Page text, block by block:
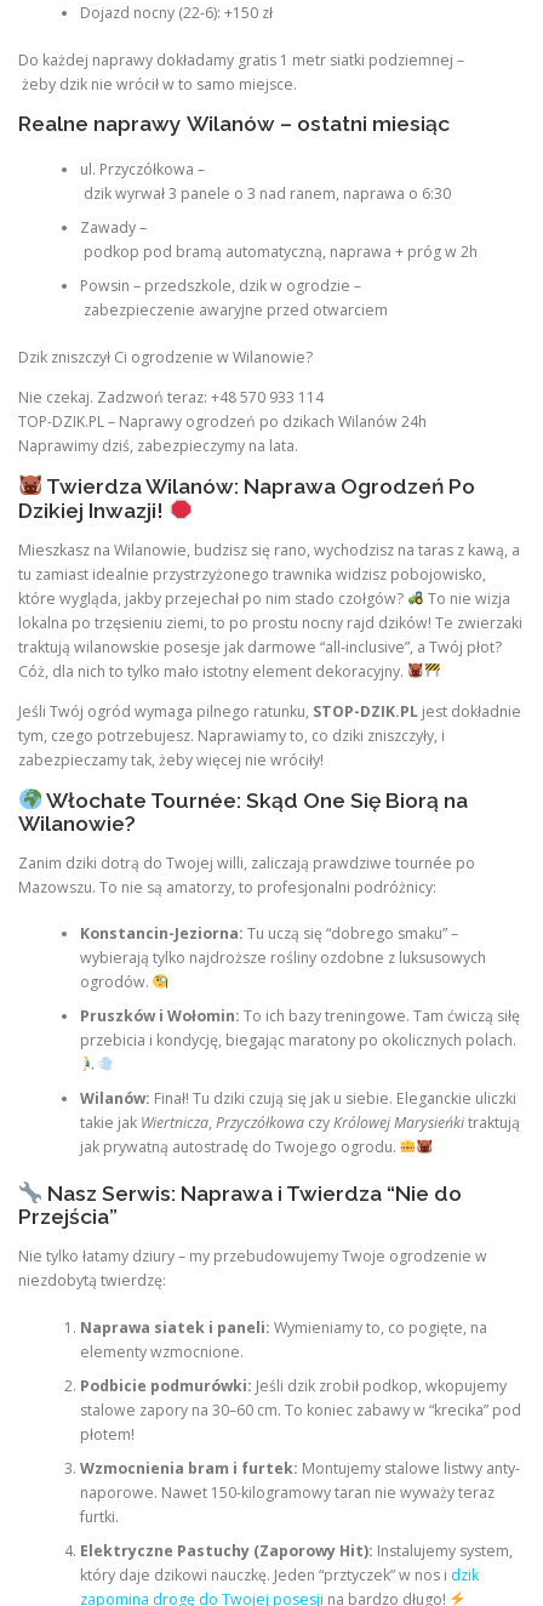
Dojazd nocny (22-6): +150 zł
Do każdej naprawy dokładamy gratis 1 metr siatki podziemnej –
żeby dzik nie wrócił w to samo miejsce.
Realne naprawy Wilanów – ostatni miesiąc
ul. Przyczółkowa –
dzik wyrwał 3 panele o 3 nad ranem, naprawa o 6:30
Zawady –
podkop pod bramą automatyczną, naprawa + próg w 2h
Powsin – przedszkole, dzik w ogrodzie –
zabezpieczenie awaryjne przed otwarciem
Dzik zniszczył Ci ogrodzenie w Wilanowie?
Nie czekaj. Zadzwoń teraz: +48 570 933 114
TOP-DZIK.PL – Naprawy ogrodzeń po dzikach Wilanów 24h
Naprawimy dziś, zabezpieczymy na lata.
Twierdza Wilanów: Naprawa Ogrodzeń Po
Dzikiej Inwazji!
Mieszkasz na Wilanowie, budzisz się rano, wychodzisz na taras z kawą, a
tu zamiast idealnie przystrzyżonego trawnika widzisz pobojowisko,
które wygląda, jakby przejechał po nim stado czołgów?
To nie wizja
lokalna po trzęsieniu ziemi, to po prostu nocny rajd dzików! Te zwierzaki
traktują wilanowskie posesje jak darmowe “all-inclusive”, a Twój płot?
Cóż, dla nich to tylko mało istotny element dekoracyjny.
Jeśli Twój ogród wymaga pilnego ratunku, STOP-DZIK.PL jest dokładnie
tym, czego potrzebujesz. Naprawiamy to, co dziki zniszczyły, i
zabezpieczamy tak, żeby więcej nie wróciły!
Włochate Tournée: Skąd One Się Biorą na
Wilanowie?
Zanim dziki dotrą do Twojej willi, zaliczają prawdziwe tournée po
Mazowszu. To nie są amatorzy, to profesjonalni podróżnicy:
Konstancin-Jeziorna: Tu uczą się “dobrego smaku” –
wybierają tylko najdroższe rośliny ozdobne z luksusowych
ogrodów.
Pruszków i Wołomin: To ich bazy treningowe. Tam ćwiczą siłę
przebicia i kondycję, biegając maratony po okolicznych polach.
Wilanów: Finał! Tu dziki czują się jak u siebie. Eleganckie uliczki
takie jak Wiertnicza, PrzyczółkowaczyKrólowej Marysieńkitraktują
jak prywatną autostradę do Twojego ogrodu.
Nasz Serwis: Naprawa i Twierdza “Nie do
Przejścia”
Nie tylko łatamy dziury – my przebudowujemy Twoje ogrodzenie w
niezdobytą twierdzę:
Naprawa siatek i paneli: Wymieniamy to, co pogięte, na
elementy wzmocnione.
Podbicie podmurówki: Jeśli dzik zrobił podkop, wkopujemy
stalowe zapory na 30–60 cm. To koniec zabawy w “krecika” pod
płotem!
Wzmocnienia bram i furtek: Montujemy stalowe listwy anty-
naporowe. Nawet 150-kilogramowy taran nie wyważy teraz
furtki.
Elektryczne Pastuchy (Zaporowy Hit): Instalujemy system,
który daje dzikowi nauczkę. Jeden “prztyczek” w nos i dzik
zapomina drogę do Twojej posesji na bardzo długo!